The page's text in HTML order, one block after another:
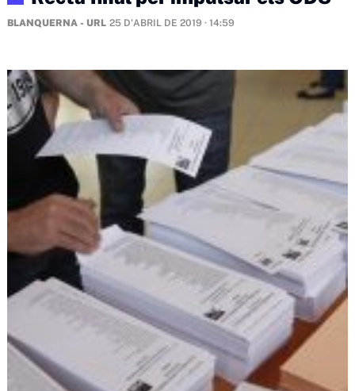
BLANQUERNA - URL 25 D'ABRIL DE 2019 · 14:59